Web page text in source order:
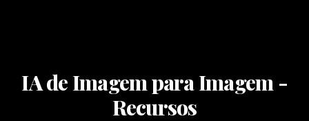
IA de Imagem para Imagem -
Recursos